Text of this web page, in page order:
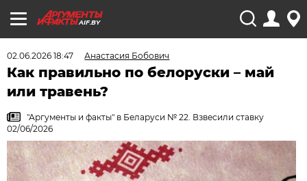
AIF.BY
02.06.2026 18:47 Анастасия Бобович
Как правильно по белоруски – май
или травень?
"Аргументы и факты" в Беларуси № 22. Взвесили ставку
02/06/2026